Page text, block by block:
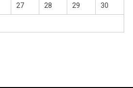
27 28 29 30